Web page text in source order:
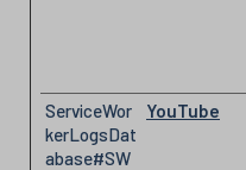
ServiceWor
kerLogsDat
abase#SW
YouTube